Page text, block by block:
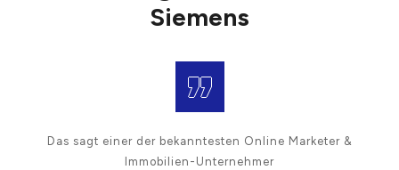
Siemens
„
Das sagt einer der bekanntesten Online Marketer &
Immobilien-Unternehmer